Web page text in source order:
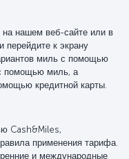
на нашем веб-сайте или в
перейдите к экрану
миль с помощью
помощью миль, а
кредитной карты.
Cash&Miles,
применения тарифа.
и международные